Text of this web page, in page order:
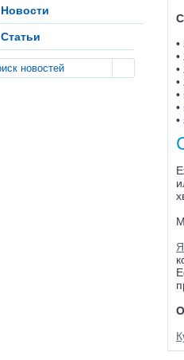
Новости
Статьи
•
•
•
•
•
•
•